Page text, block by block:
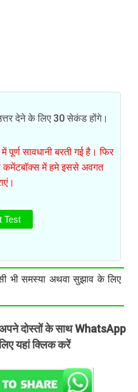
देने के लिए 30 सेकंड होंगे।
सावधानी बरती गई है। फिर
कमेंटबॉक्स में हमे इससे अवगत
Test
भी समस्या अथवा सुझाव के लिए
दोस्तों के साथ WhatsApp
यहां क्लिक करें